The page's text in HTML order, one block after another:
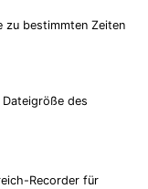
zu bestimmten Zeiten
des
Recorder für